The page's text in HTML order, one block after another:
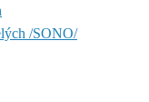
/SONO/